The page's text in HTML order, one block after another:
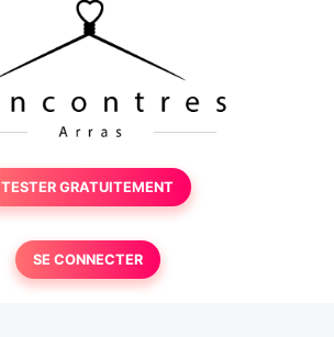
TESTER GRATUITEMENT
SE CONNECTER